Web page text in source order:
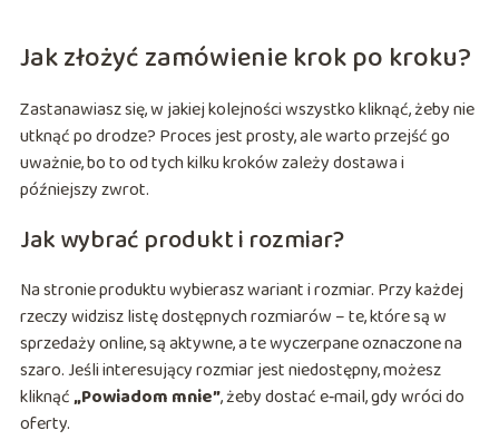
Jak złożyć zamówienie krok po kroku?
Zastanawiasz się, w jakiej kolejności wszystko kliknąć, żeby nie
utknąć po drodze? Proces jest prosty, ale warto przejść go
uważnie, bo to od tych kilku kroków zależy dostawa i
późniejszy zwrot.
Jak wybrać produkt i rozmiar?
Na stronie produktu wybierasz wariant i rozmiar. Przy każdej
rzeczy widzisz listę dostępnych rozmiarów – te, które są w
sprzedaży online, są aktywne, a te wyczerpane oznaczone na
szaro. Jeśli interesujący rozmiar jest niedostępny, możesz
kliknąć„Powiadom mnie”, żeby dostać e‑mail, gdy wróci do
oferty.